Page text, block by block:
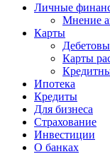
Личные
Мнение
Карты
Карты
Ипотека
Кредиты
Для бизнеса
Страхование
Инвестиции
О банках